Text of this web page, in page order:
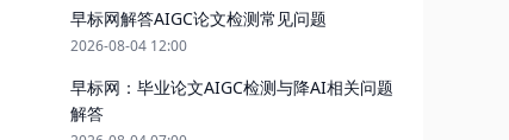
早标网解答AIGC论文检测常见问题
2026-08-04 12:00
早标网：毕业论文AIGC检测与降AI相关问题
解答